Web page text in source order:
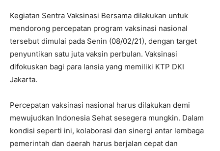
Kegiatan Sentra Vaksinasi Bersama dilakukan untuk
mendorong percepatan program vaksinasi nasional
tersebut dimulai pada Senin (08/02/21), dengan target
penyuntikan satu juta vaksin perbulan. Vaksinasi
difokuskan bagi para lansia yang memiliki KTP DKI
Jakarta.
Percepatan vaksinasi nasional harus dilakukan demi
mewujudkan Indonesia Sehat sesegera mungkin. Dalam
kondisi seperti ini, kolaborasi dan sinergi antar lembaga
pemerintah dan daerah harus berjalan cepat dan